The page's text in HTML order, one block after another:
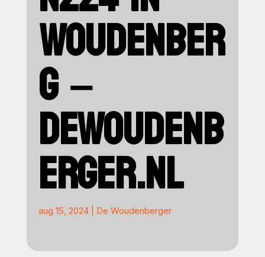
WOUDENBER
G –
DEWOUDENB
ERGER.NL
aug 15, 2024| De Woudenberger